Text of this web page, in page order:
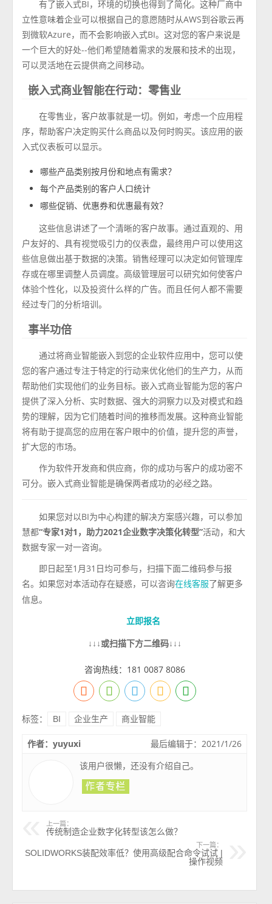
有了嵌入式BI，环境的切换也得到了简化。这种厂商中
立性意味着企业可以根据自己的意愿随时从AWS到谷歌云再
到微软Azure，而不会影响嵌入式BI。这对您的客户来说是
一个巨大的好处--他们希望随着需求的发展和技术的出现，
可以灵活地在云提供商之间移动。
嵌入式商业智能在行动：零售业
在零售业，客户故事就是一切。例如，考虑一个应用程
序，帮助客户决定购买什么商品以及何时购买。该应用的嵌
入式仪表板可以显示。
哪些产品类别按月份和地点有需求？
每个产品类别的客户人口统计
哪些促销、优惠券和优惠最有效？
这些信息讲述了一个清晰的客户故事。通过直观的、用
户友好的、具有视觉吸引力的仪表盘，最终用户可以使用这
些信息做出基于数据的决策。销售经理可以决定如何管理库
存或在哪里调整人员调度。高级管理层可以研究如何使客户
体验个性化，以及投资什么样的广告。而且任何人都不需要
经过专门的分析培训。
事半功倍
通过将商业智能嵌入到您的企业软件应用中，您可以使
您的客户通过专注于特定的行动来优化他们的生产力，从而
帮助他们实现他们的业务目标。嵌入式商业智能为您的客户
提供了深入分析、实时数据、强大的洞察力以及对模式和趋
势的理解，因为它们随着时间的推移而发展。这种商业智能
将有助于提高您的应用在客户眼中的价值，提升您的声誉，
扩大您的市场。
作为软件开发商和供应商，你的成功与客户的成功密不
可分。嵌入式商业智能是确保两者成功的必经之路。
如果您对以BI为中心构建的解决方案感兴趣，可以参加
慧都“专家1对1，助力2021企业数字决策化转型”活动，和大
数据专家一对一咨询。
即日起至1月31日均可参与，扫描下面二维码参与报
名。如果您对本活动存在疑惑，可以咨询在线客服了解更多
信息。
立即报名
↓↓↓或扫描下方二维码↓↓↓
咨询热线：181 0087 8086
标签： BI 企业生产 商业智能
最后编辑于：2021/1/26
作者：yuyuxi
该用户很懒，还没有介绍自己。
上一篇：
传统制造企业数字化转型该怎么做？
下一篇：
SOLIDWORKS装配效率低？使用高级配合命令试试 |
操作视频